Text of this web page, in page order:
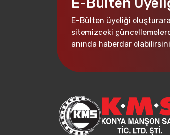
E-Bülten üyeliği
sitemizdeki
anında haberdar